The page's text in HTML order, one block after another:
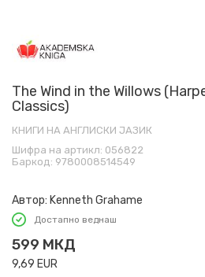
The Wind in the Willows
Classics)
КНИГИ НА АНГЛИСКИ ЈАЗИК
Шифра на артикл: 056822
Баркод: 9780008514549
Автор: Kenneth Grahame
Достапно веднаш
599 МКД
9,69 EUR